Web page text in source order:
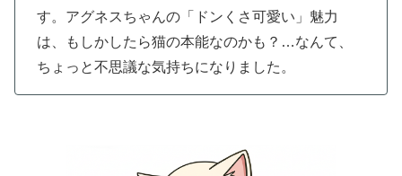
す。アグネスちゃんの「ドンくさ可愛い」魅力
は、もしかしたら猫の本能なのかも？…なんて、
ちょっと不思議な気持ちになりました。